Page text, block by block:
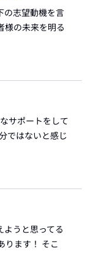
の志望動機を言
様の未来を明る
サポートをして
ではないと感じ
うと思ってる
ります！ そこ